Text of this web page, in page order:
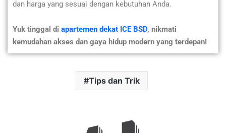
dan harga yang sesuai dengan kebutuhan Anda.
Yuk tinggal di apartemen dekat ICE BSD, nikmati
kemudahan akses dan gaya hidup modern yang terdepan!
Tips dan Trik